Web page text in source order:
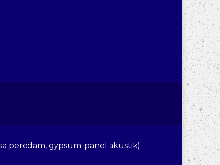
peredam, gypsum, panel akustik)